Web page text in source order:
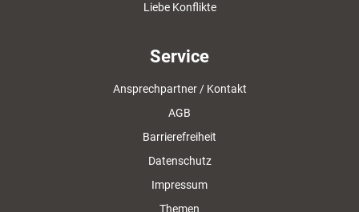
Liebe Konflikte
Service
Ansprechpartner / Kontakt
AGB
Barrierefreiheit
Datenschutz
Impressum
Themen